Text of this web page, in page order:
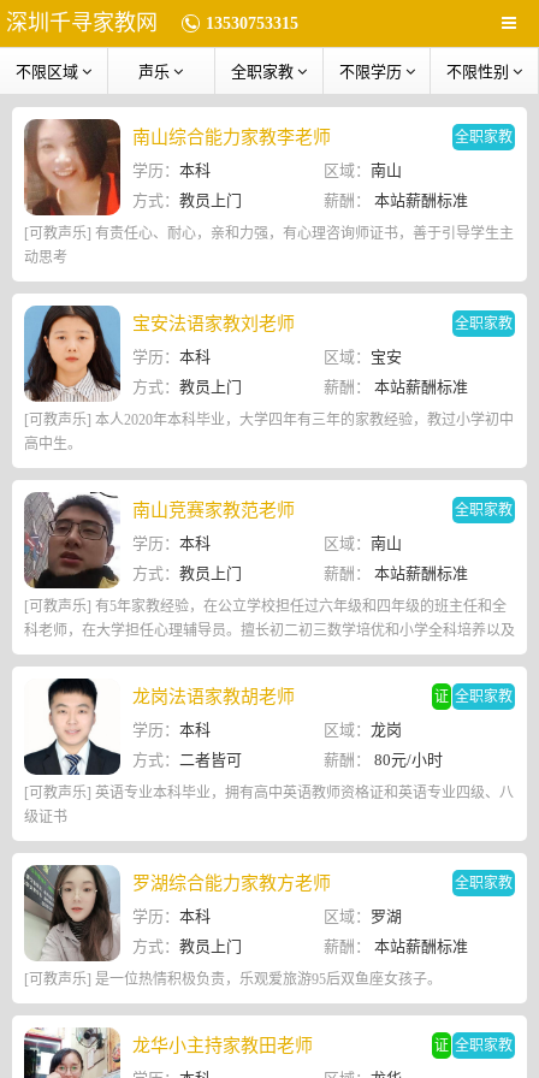
深圳千寻家教网 13530753315
不限区域 声乐 全职家教 不限学历 不限性别
南山综合能力家教李老师 全职家教
学历： 本科 区域： 南山
方式： 教员上门 薪酬： 本站薪酬标准
[可教声乐] 有责任心、耐心，亲和力强，有心理咨询师证书，善于引导学生主
动思考
宝安法语家教刘老师 全职家教
学历： 本科 区域： 宝安
方式： 教员上门 薪酬： 本站薪酬标准
[可教声乐] 本人2020年本科毕业，大学四年有三年的家教经验，教过小学初中
高中生。
南山竞赛家教范老师 全职家教
学历： 本科 区域： 南山
方式： 教员上门 薪酬： 本站薪酬标准
[可教声乐] 有5年家教经验，在公立学校担任过六年级和四年级的班主任和全
科老师，在大学担任心理辅导员。擅长初二初三数学培优和小学全科培养以及
心理辅导。同时可教书法和编程以及写作。
龙岗法语家教胡老师 证 全职家教
学历： 本科 区域： 龙岗
方式： 二者皆可 薪酬： 80元/小时
[可教声乐] 英语专业本科毕业，拥有高中英语教师资格证和英语专业四级、八
级证书
罗湖综合能力家教方老师 全职家教
学历： 本科 区域： 罗湖
方式： 教员上门 薪酬： 本站薪酬标准
[可教声乐] 是一位热情积极负责，乐观爱旅游95后双鱼座女孩子。
龙华小主持家教田老师 证 全职家教